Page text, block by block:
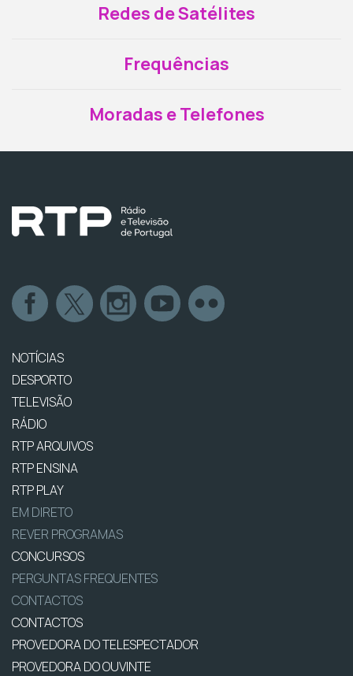
Redes de Satélites
Frequências
Moradas e Telefones
NOTÍCIAS
DESPORTO
TELEVISÃO
RÁDIO
RTP ARQUIVOS
RTP ENSINA
RTP PLAY
EM DIRETO
REVER PROGRAMAS
CONCURSOS
PERGUNTAS FREQUENTES
CONTACTOS
CONTACTOS
PROVEDORA DO TELESPECTADOR
PROVEDORA DO OUVINTE